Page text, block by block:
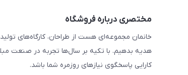
مختصری درباره فروشگاه
خانمان مجموعه‌ای هست از طراحان، کارگاه‌های
هدیه بدهیم. با تکیه بر سال‌ها تجربه در صنعت
کارایی پاسخگوی نیازهای روزمره شما باشد.